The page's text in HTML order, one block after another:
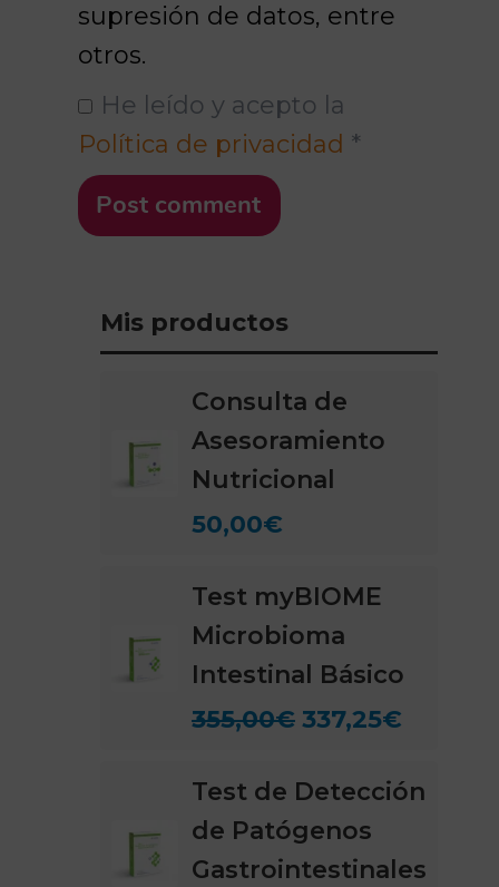
supresión de datos, entre
otros.
He leído y acepto la
Política de privacidad *
Post comment
Mis productos
Consulta de
Asesoramiento
Nutricional
50,00€
Test myBIOME
Microbioma
Intestinal Básico
355,00€ 337,25€
Test de Detección
de Patógenos
Gastrointestinales